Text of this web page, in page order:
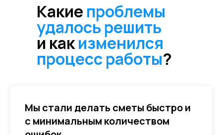
Какие проблемы
удалось решить
и какизменился
процесс работы?
Мы стали делать сметы быстро и
с минимальным количеством